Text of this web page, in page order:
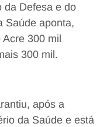
da Defesa e do
Saúde aponta,
300 mil
300 mil.
após a
da Saúde e está